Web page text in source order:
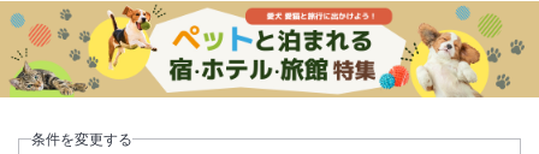
条件を変更する